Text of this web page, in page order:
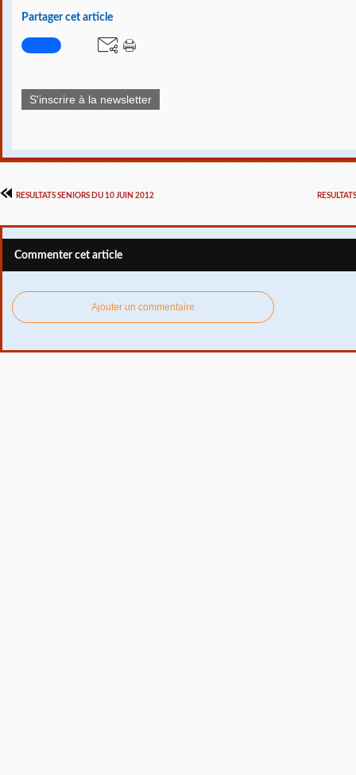
Partager cet article
S'inscrire à la newsletter
RESULTATS SENIORS DU 10 JUIN 2012
Commenter cet article
Ajouter un commentaire